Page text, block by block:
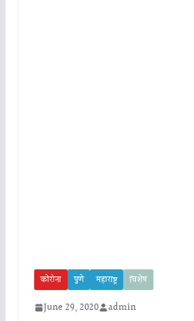
कोरोना पुणे महाराष्ट्र विशेष
June 29, 2020 admin